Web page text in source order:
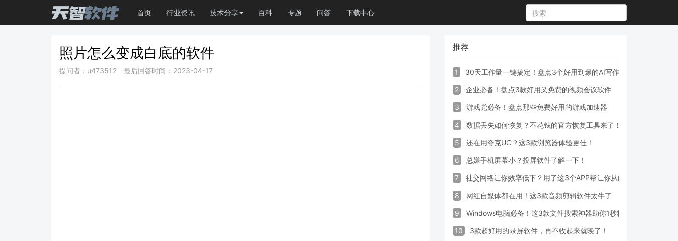
首页 行业资讯 技术分享 百科 专题 问答 下载中心
照片怎么变成白底的软件
提问者：u473512 最后回答时间：2023-04-17
推荐
1 30天工作量一键搞定！盘点3个好用到爆的AI写作生成器工具
2 企业必备！盘点3款好用又免费的视频会议软件
3 游戏党必备！盘点那些免费好用的游戏加速器
4 数据丢失如何恢复？不花钱的官方恢复工具来了！
5 还在用夸克UC？这3款浏览器体验更佳！
6 总嫌手机屏幕小？投屏软件了解一下！
7 社交网络让你效率低下？用了这3个APP帮让你从此戒掉手机！
8 网红自媒体都在用！这3款音频剪辑软件太牛了
9 Windows电脑必备！这3款文件搜索神器助你1秒精准定位文件
10 3款超好用的录屏软件，再不收起来就晚了！